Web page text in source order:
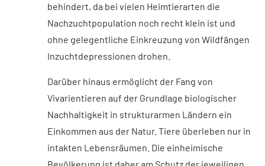
behindert, da bei vielen Heimtierarten die
Nachzuchtpopulation noch recht klein ist und
ohne gelegentliche Einkreuzung von Wildfängen
Inzuchtdepressionen drohen.
Darüber hinaus ermöglicht der Fang von
Vivarientieren auf der Grundlage biologischer
Nachhaltigkeit in strukturarmen Ländern ein
Einkommen aus der Natur. Tiere überleben nur in
intakten Lebensräumen. Die einheimische